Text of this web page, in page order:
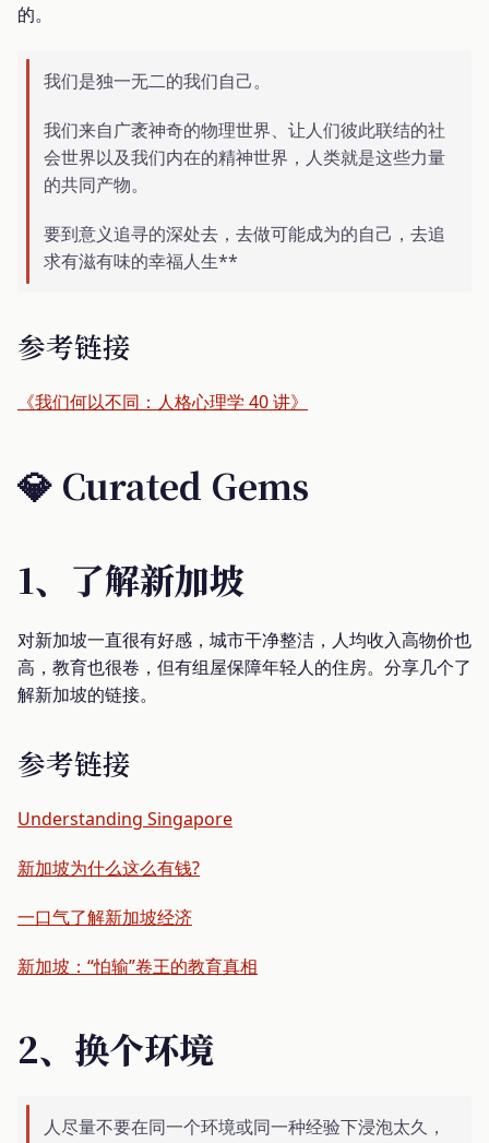
的。
我们是独一无二的我们自己。
我们来自广袤神奇的物理世界、让人们彼此联结的社
会世界以及我们内在的精神世界，人类就是这些力量
的共同产物。
要到意义追寻的深处去，去做可能成为的自己，去追
求有滋有味的幸福人生**
参考链接
《我们何以不同：人格心理学 40 讲》
💎 Curated Gems
1、了解新加坡
对新加坡一直很有好感，城市干净整洁，人均收入高物价也
高，教育也很卷，但有组屋保障年轻人的住房。分享几个了
解新加坡的链接。
参考链接
Understanding Singapore
新加坡为什么这么有钱?
一口气了解新加坡经济
新加坡：“怕输”卷王的教育真相
2、换个环境
人尽量不要在同一个环境或同一种经验下浸泡太久，